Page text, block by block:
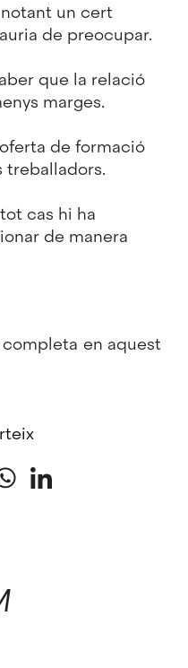
un cert
de preocupar.
que la relació
marges.
de formació
treballadors.
cas hi ha
de manera
completa en aquest
WhatsApp